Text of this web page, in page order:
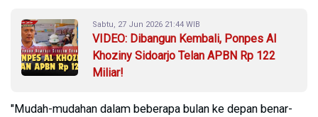
Sabtu, 27 Jun 2026 21:44 WIB
VIDEO: Dibangun Kembali, Ponpes Al
Khoziny Sidoarjo Telan APBN Rp 122
Miliar!
"Mudah-mudahan dalam beberapa bulan ke depan benar-